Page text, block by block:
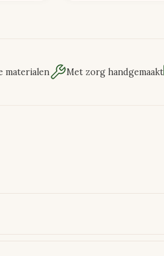
materialen Met zorg handgemaakt